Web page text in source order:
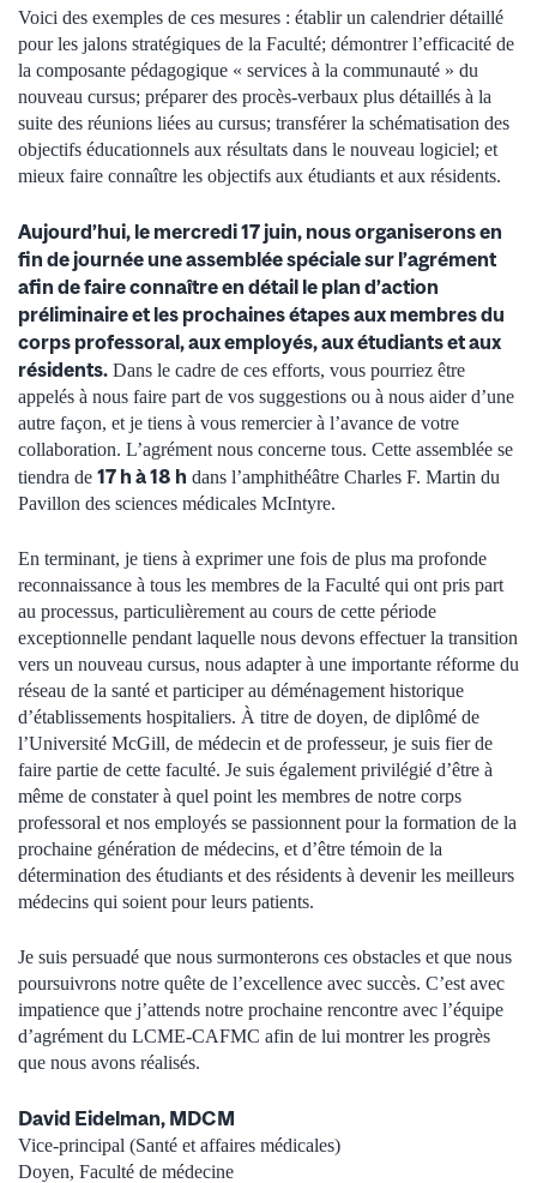
Voici des exemples de ces mesures : établir un calendrier détaillé
pour les jalons stratégiques de la Faculté; démontrer l’efficacité de
la composante pédagogique « services à la communauté » du
nouveau cursus; préparer des procès-verbaux plus détaillés à la
suite des réunions liées au cursus; transférer la schématisation des
objectifs éducationnels aux résultats dans le nouveau logiciel; et
mieux faire connaître les objectifs aux étudiants et aux résidents.
Aujourd’hui, le mercredi 17 juin, nous organiserons en
fin de journée une assemblée spéciale sur l’agrément
afin de faire connaître en détail le plan d’action
préliminaire et les prochaines étapes aux membres du
corps professoral, aux employés, aux étudiants et aux
résidents. Dans le cadre de ces efforts, vous pourriez être
appelés à nous faire part de vos suggestions ou à nous aider d’une
autre façon, et je tiens à vous remercier à l’avance de votre
collaboration. L’agrément nous concerne tous. Cette assemblée se
tiendra de 17 h à 18 h dans l’amphithéâtre Charles F. Martin du
Pavillon des sciences médicales McIntyre.
En terminant, je tiens à exprimer une fois de plus ma profonde
reconnaissance à tous les membres de la Faculté qui ont pris part
au processus, particulièrement au cours de cette période
exceptionnelle pendant laquelle nous devons effectuer la transition
vers un nouveau cursus, nous adapter à une importante réforme du
réseau de la santé et participer au déménagement historique
d’établissements hospitaliers. À titre de doyen, de diplômé de
l’Université McGill, de médecin et de professeur, je suis fier de
faire partie de cette faculté. Je suis également privilégié d’être à
même de constater à quel point les membres de notre corps
professoral et nos employés se passionnent pour la formation de la
prochaine génération de médecins, et d’être témoin de la
détermination des étudiants et des résidents à devenir les meilleurs
médecins qui soient pour leurs patients.
Je suis persuadé que nous surmonterons ces obstacles et que nous
poursuivrons notre quête de l’excellence avec succès. C’est avec
impatience que j’attends notre prochaine rencontre avec l’équipe
d’agrément du LCME-CAFMC afin de lui montrer les progrès
que nous avons réalisés.
David Eidelman, MDCM
Vice-principal (Santé et affaires médicales)
Doyen, Faculté de médecine